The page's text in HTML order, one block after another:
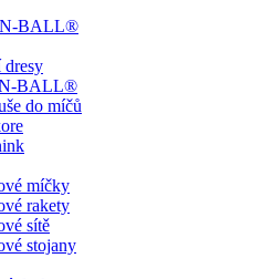
BALL®
dresy
BALL®
do míčů
míčky
rakety
sítě
stojany